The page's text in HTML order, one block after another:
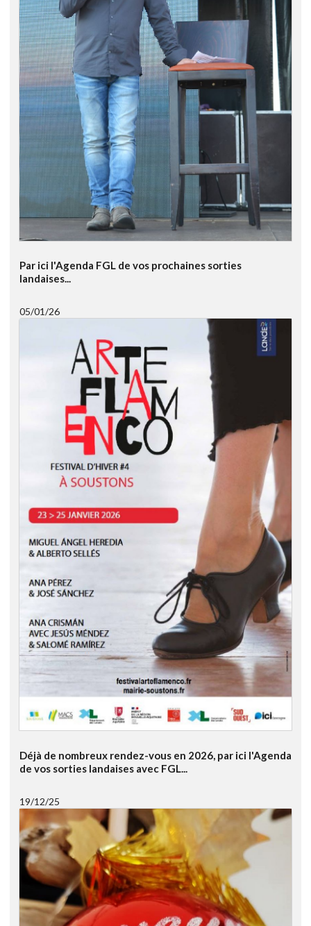
Par ici l'Agenda FGL de vos prochaines sorties
landaises...
05/01/26
Déjà de nombreux rendez-vous en 2026, par ici l'Agenda
de vos sorties landaises avec FGL...
19/12/25